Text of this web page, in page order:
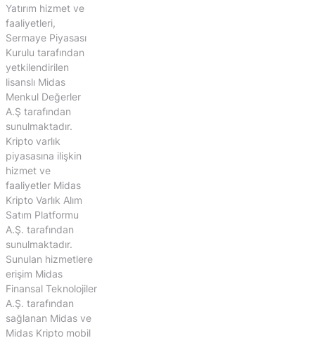
Yatırım hizmet ve
faaliyetleri,
Sermaye Piyasası
Kurulu tarafından
yetkilendirilen
lisanslı Midas
Menkul Değerler
A.Ş tarafından
sunulmaktadır.
Kripto varlık
piyasasına ilişkin
hizmet ve
faaliyetler Midas
Kripto Varlık Alım
Satım Platformu
A.Ş. tarafından
sunulmaktadır.
Sunulan hizmetlere
erişim Midas
Finansal Teknolojiler
A.Ş. tarafından
sağlanan Midas ve
Midas Kripto mobil